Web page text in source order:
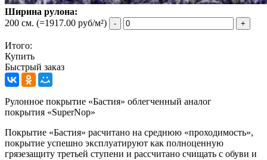
Ширина рулона:
200 см. (=1917.00 руб/м²) - +
Итого:
Купить
Быстрый заказ
Рулонное покрытие «Бастия» облегченный аналог
покрытия «SuperNop»
Покрытие «Бастия» расчитано на среднюю «проходимость»,
покрытие успешно эксплуатируют как полноценную
грязезащиту третьей ступени и рассчитано счищать с обуви и